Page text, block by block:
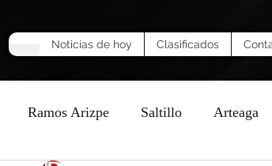
Noticias de hoy Clasificados
Ramos Arizpe Saltillo Arteaga